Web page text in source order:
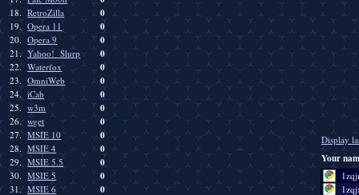
18. RetroZilla 0
19. Opera 11 0
20. Opera 9 0
21. Yahoo! Slurp 0
22. Waterfox 0
23. OmniWeb 0
24. iCab 0
25. w3m 0
26. wget 0
27. MSIE 10 0
28. MSIE 4 0
29. MSIE 5.5 0
30. MSIE 5 0
31. MSIE 6 0
Display
Your